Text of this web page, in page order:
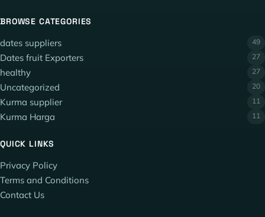
BROWSE CATEGORIES
dates suppliers 49
Dates fruit Exporters 27
healthy 27
Uncategorized 20
Kurma supplier 11
Kurma Harga 11
QUICK LINKS
Privacy Policy
Terms and Conditions
Contact Us